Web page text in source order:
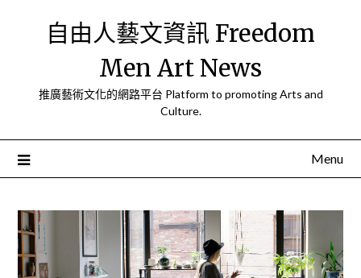
自由人藝文資訊 Freedom
Men Art News
推廣藝術文化的網路平台 Platform to promoting Arts and
Culture.
Menu